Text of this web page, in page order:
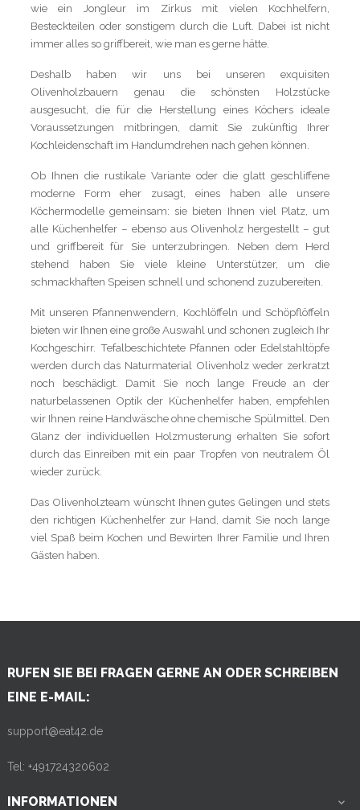
wie ein Jongleur im Zirkus mit vielen Kochhelfern,
Besteckteilen oder sonstigem durch die Luft. Dabei ist nicht
immer alles so griffbereit, wie man es gerne hätte.
Deshalb haben wir uns bei unseren exquisiten
Olivenholzbauern genau die schönsten Holzstücke
ausgesucht, die für die Herstellung eines Köchers ideale
Voraussetzungen mitbringen, damit Sie zukünftig Ihrer
Kochleidenschaft im Handumdrehen nach gehen können.
Ob Ihnen die rustikale Variante oder die glatt geschliffene
moderne Form eher zusagt, eines haben alle unsere
Köchermodelle gemeinsam: sie bieten Ihnen viel Platz, um
alle Küchenhelfer – ebenso aus Olivenholz hergestellt – gut
und griffbereit für Sie unterzubringen. Neben dem Herd
stehend haben Sie viele kleine Unterstützer, um die
schmackhaften Speisen schnell und schonend zuzubereiten.
Mit unseren Pfannenwendern, Kochlöffeln und Schöpflöffeln
bieten wir Ihnen eine große Auswahl und schonen zugleich Ihr
Kochgeschirr. Tefalbeschichtete Pfannen oder Edelstahltöpfe
werden durch das Naturmaterial Olivenholz weder zerkratzt
noch beschädigt. Damit Sie noch lange Freude an der
naturbelassenen Optik der Küchenhelfer haben, empfehlen
wir Ihnen reine Handwäsche ohne chemische Spülmittel. Den
Glanz der individuellen Holzmusterung erhalten Sie sofort
durch das Einreiben mit ein paar Tropfen von neutralem Öl
wieder zurück.
Das Olivenholzteam wünscht Ihnen gutes Gelingen und stets
den richtigen Küchenhelfer zur Hand, damit Sie noch lange
viel Spaß beim Kochen und Bewirten Ihrer Familie und Ihren
Gästen haben.
RUFEN SIE BEI FRAGEN GERNE AN ODER SCHREIBEN
EINE E-MAIL:
support@eat42.de
Tel: +491724320602
INFORMATIONEN 